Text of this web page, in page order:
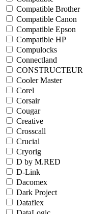
Compatible Brother
Compatible Canon
Compatible Epson
Compatible HP
Compulocks
Connectland
CONSTRUCTEUR
Cooler Master
Corel
Corsair
Cougar
Creative
Crosscall
Crucial
Cryorig
D by M.RED
D-Link
Dacomex
Dark Project
Dataflex